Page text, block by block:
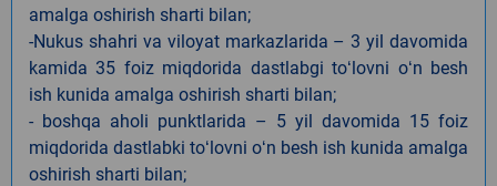
amalga oshirish sharti bilan;
-Nukus shahri va viloyat markazlarida – 3 yil davomida
kamida 35 foiz miqdorida dastlabgi toʻlovni oʻn besh
ish kunida amalga oshirish sharti bilan;
- boshqa aholi punktlarida – 5 yil davomida 15 foiz
miqdorida dastlabki toʻlovni oʻn besh ish kunida amalga
oshirish sharti bilan;